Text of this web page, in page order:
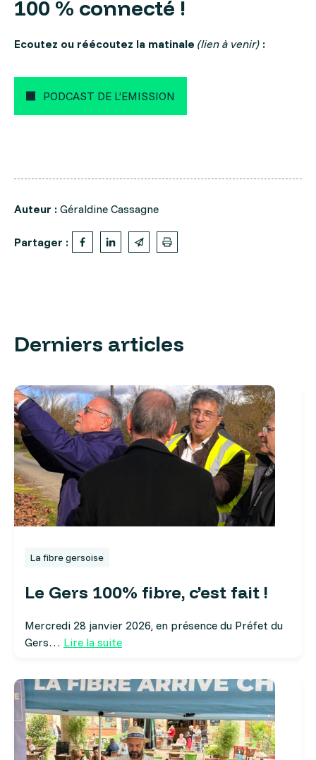
100 % connecté !
Ecoutez ou réécoutez la matinale (lien à venir) :
PODCAST DE L’EMISSION
Auteur : Géraldine Cassagne
Partager :
Derniers articles
La fibre gersoise
Le Gers 100% fibre, c’est fait !
Mercredi 28 janvier 2026, en présence du Préfet du
Gers… Lire la suite